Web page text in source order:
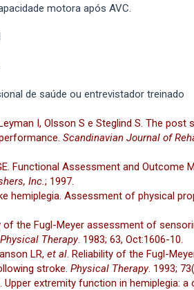
motora após AVC.
de saúde ou entrevistador treinado
I, Olsson S e Steglind S. The
Scandinavian Journal of
Functional Assessment and Outcome
Inc. ; 1997.
hemiplegia. Assessment of physical
of the Fugl-Meyer assessment of
Physical Therapy. 1983; 63, Oct:1606-10.
LR, et al. Reliability of the Fugl-
stroke. Physical Therapy. 1993;
Upper extremity function in hemiplegia: